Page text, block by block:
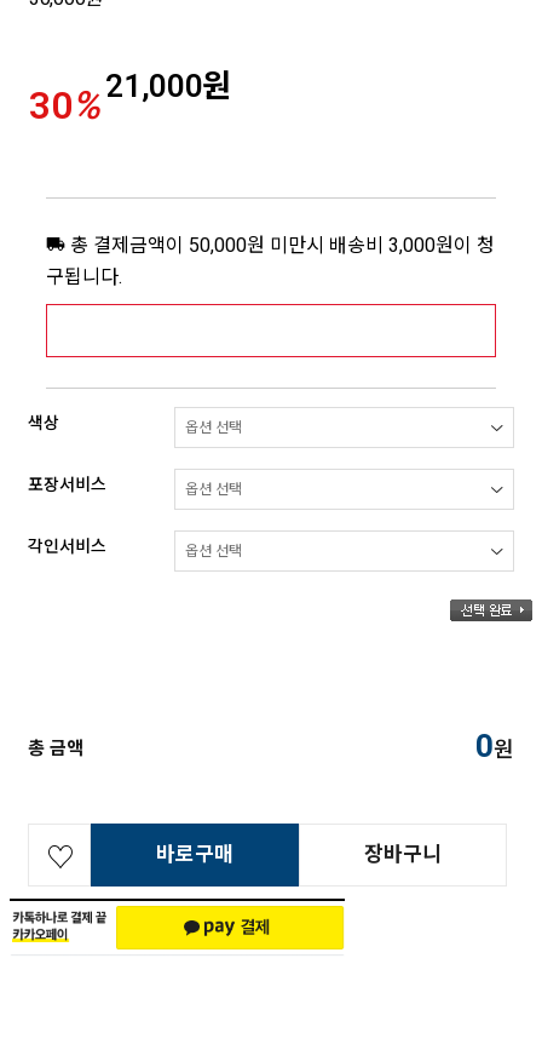
30%21,000원
총 결제금액이 50,000원 미만시 배송비 3,000원이 청
구됩니다.
색상
포장서비스
각인서비스
총 금액 0원
바로구매 장바구니